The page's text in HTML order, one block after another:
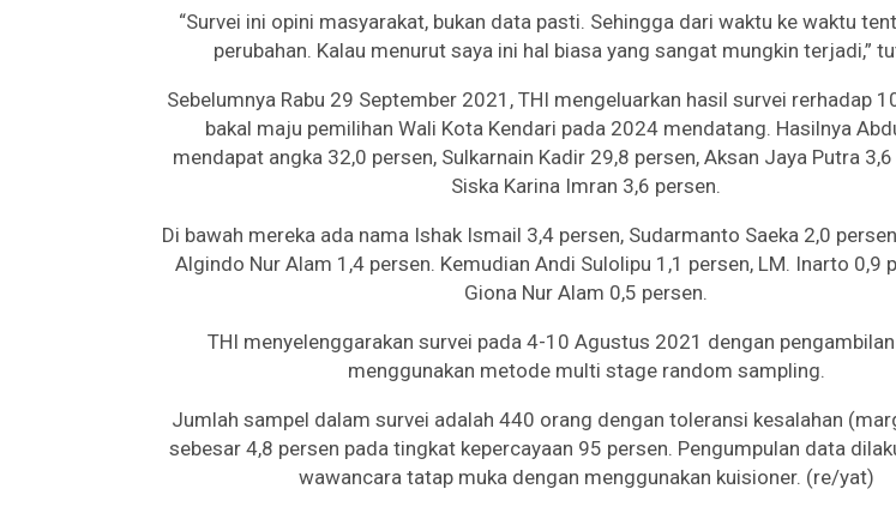
“Survei ini opini masyarakat, bukan data pasti. Sehingga dari waktu ke waktu
perubahan. Kalau menurut saya ini hal biasa yang sangat mungkin terjadi,”
Sebelumnya Rabu 29 September 2021, THI mengeluarkan hasil survei rerhadap
bakal maju pemilihan Wali Kota Kendari pada 2024 mendatang. Hasilnya
mendapat angka 32,0 persen, Sulkarnain Kadir 29,8 persen, Aksan Jaya Putra
Siska Karina Imran 3,6 persen.
Di bawah mereka ada nama Ishak Ismail 3,4 persen, Sudarmanto Saeka 2,0
Algindo Nur Alam 1,4 persen. Kemudian Andi Sulolipu 1,1 persen, LM. Inarto 0,9
Giona Nur Alam 0,5 persen.
THI menyelenggarakan survei pada 4-10 Agustus 2021 dengan
menggunakan metode multi stage random sampling.
Jumlah sampel dalam survei adalah 440 orang dengan toleransi kesalahan
sebesar 4,8 persen pada tingkat kepercayaan 95 persen. Pengumpulan data
wawancara tatap muka dengan menggunakan kuisioner. (re/yat)